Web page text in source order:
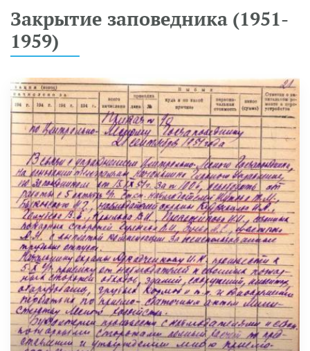
Закрытие заповедника (1951-
1959)